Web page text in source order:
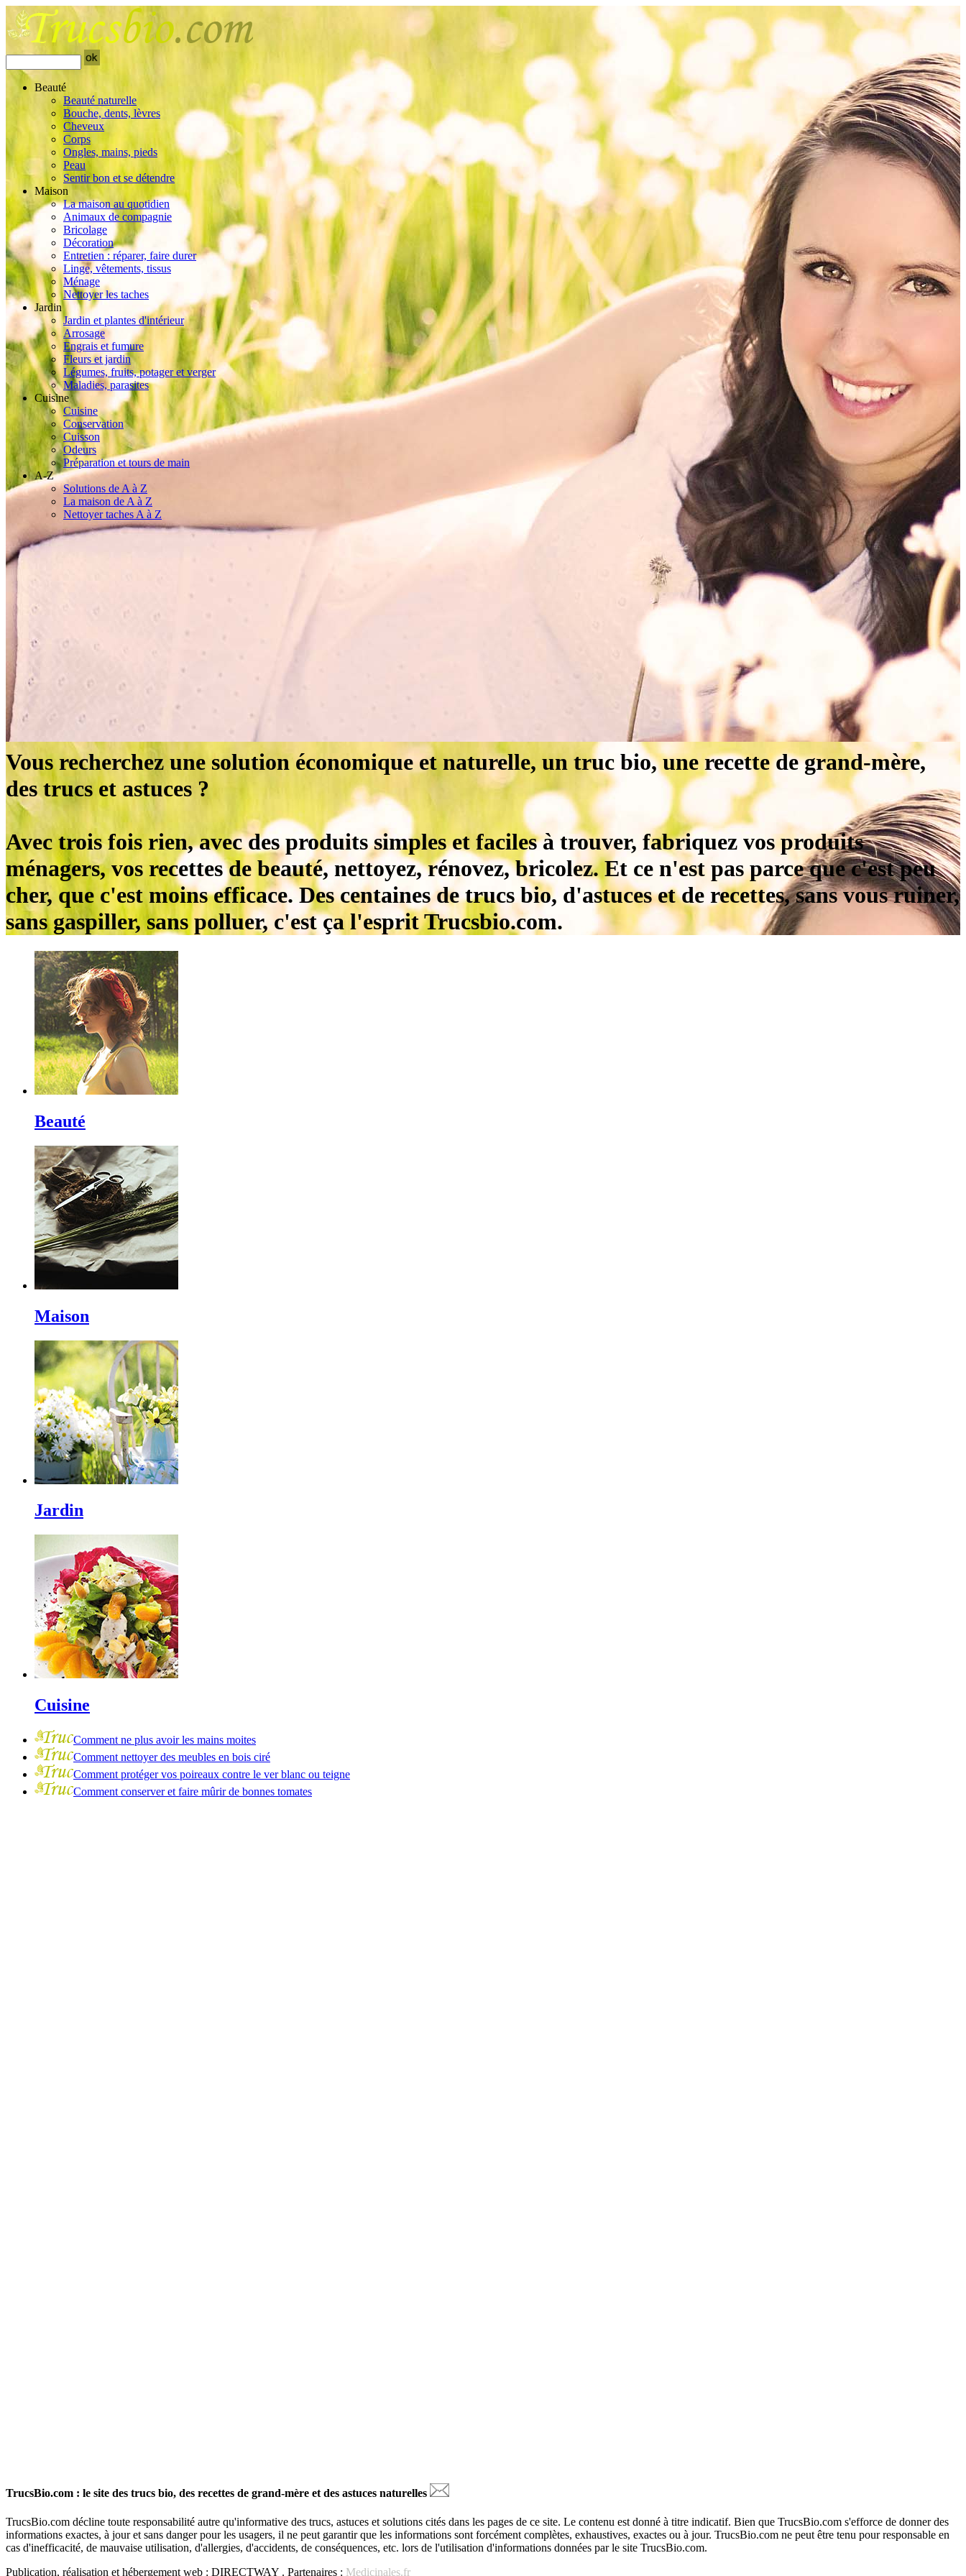
Beauté
Beauté naturelle
Bouche, dents, lèvres
Cheveux
Corps
Ongles, mains, pieds
Peau
Sentir bon et se détendre
Maison
La maison au quotidien
Animaux de compagnie
Bricolage
Décoration
Entretien : réparer, faire durer
Linge, vêtements, tissus
Ménage
Nettoyer les taches
Jardin
Jardin et plantes d'intérieur
Arrosage
Engrais et fumure
Fleurs et jardin
Légumes, fruits, potager et verger
Maladies, parasites
Cuisine
Cuisine
Conservation
Cuisson
Odeurs
Préparation et tours de main
A-Z
Solutions de A à Z
La maison de A à Z
Nettoyer taches A à Z
Vous recherchez une solution économique et naturelle, un truc bio, une recette de grand-mère,
des trucs et astuces ?
Avec trois fois rien, avec des produits simples et faciles à trouver, fabriquez vos produits
ménagers, vos recettes de beauté, nettoyez, rénovez, bricolez. Et ce n'est pas parce que c'est peu
cher, que c'est moins efficace. Des centaines de trucs bio, d'astuces et de recettes, sans vous ruiner,
sans gaspiller, sans polluer, c'est ça l'esprit Trucsbio.com.
Beauté
Maison
Jardin
Cuisine
Comment ne plus avoir les mains moites
Comment nettoyer des meubles en bois ciré
Comment protéger vos poireaux contre le ver blanc ou teigne
Comment conserver et faire mûrir de bonnes tomates
TrucsBio.com : le site des trucs bio, des recettes de grand-mère et des astuces naturelles
TrucsBio.com décline toute responsabilité autre qu'informative des trucs, astuces et solutions cités dans les pages de ce site. Le contenu est donné à titre indicatif. Bien que TrucsBio.com s'efforce de donner des
informations exactes, à jour et sans danger pour les usagers, il ne peut garantir que les informations sont forcément complètes, exhaustives, exactes ou à jour. TrucsBio.com ne peut être tenu pour responsable en
cas d'inefficacité, de mauvaise utilisation, d'allergies, d'accidents, de conséquences, etc. lors de l'utilisation d'informations données par le site TrucsBio.com.
Publication, réalisation et hébergement web : DIRECTWAY . Partenaires : Medicinales.fr